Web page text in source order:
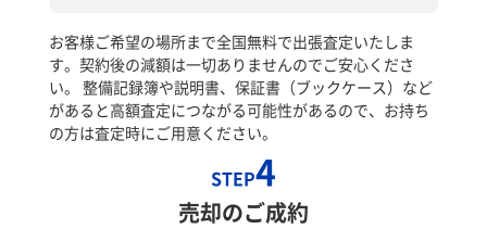
お客様ご希望の場所まで全国無料で出張査定いたしま
す。契約後の減額は一切ありませんのでご安心くださ
い。 整備記録簿や説明書、保証書（ブックケース）など
があると高額査定につながる可能性があるので、お持ち
の方は査定時にご用意ください。
STEP4
売却のご成約